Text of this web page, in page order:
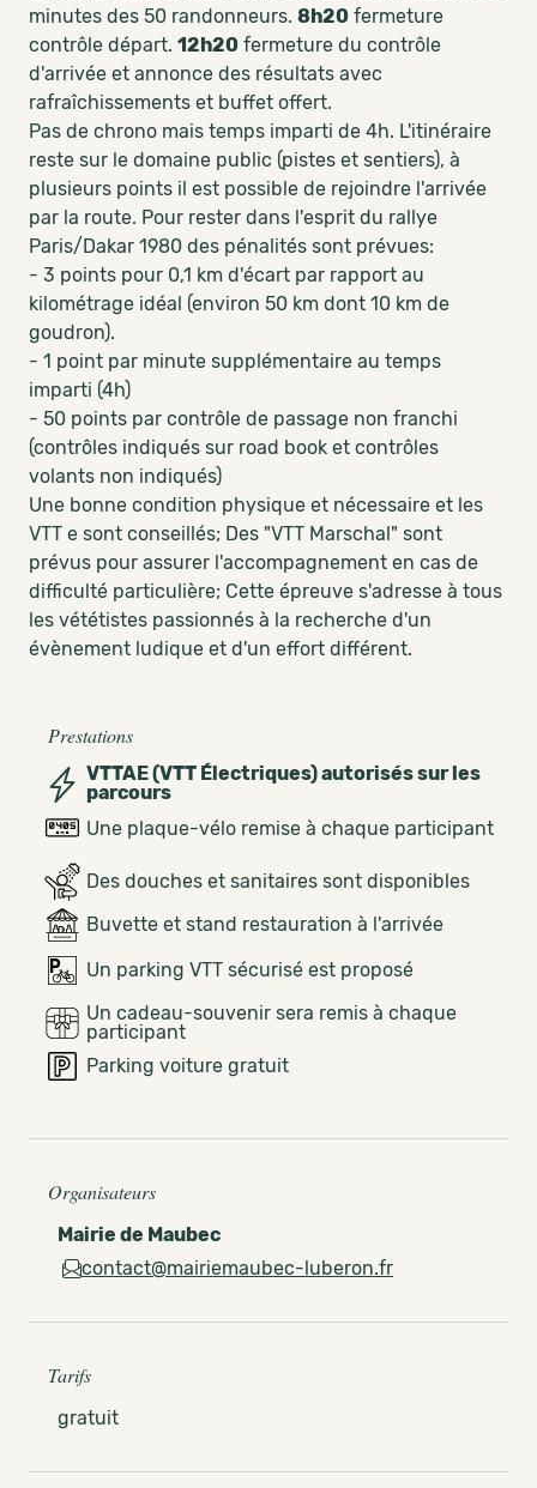
minutes des 50 randonneurs. 8h20 fermeture
contrôle départ. 12h20 fermeture du contrôle
d'arrivée et annonce des résultats avec
rafraîchissements et buffet offert.
Pas de chrono mais temps imparti de 4h. L'itinéraire
reste sur le domaine public (pistes et sentiers), à
plusieurs points il est possible de rejoindre l'arrivée
par la route. Pour rester dans l'esprit du rallye
Paris/Dakar 1980 des pénalités sont prévues:
- 3 points pour 0,1 km d'écart par rapport au
kilométrage idéal (environ 50 km dont 10 km de
goudron).
- 1 point par minute supplémentaire au temps
imparti (4h)
- 50 points par contrôle de passage non franchi
(contrôles indiqués sur road book et contrôles
volants non indiqués)
Une bonne condition physique et nécessaire et les
VTT e sont conseillés; Des "VTT Marschal" sont
prévus pour assurer l'accompagnement en cas de
difficulté particulière; Cette épreuve s'adresse à tous
les vététistes passionnés à la recherche d'un
évènement ludique et d'un effort différent.
Prestations
VTTAE (VTT Électriques) autorisés sur les
parcours
Une plaque-vélo remise à chaque participant
Des douches et sanitaires sont disponibles
Buvette et stand restauration à l'arrivée
Un parking VTT sécurisé est proposé
Un cadeau-souvenir sera remis à chaque
participant
Parking voiture gratuit
Organisateurs
Mairie de Maubec
contact@mairiemaubec-luberon.fr
Tarifs
gratuit